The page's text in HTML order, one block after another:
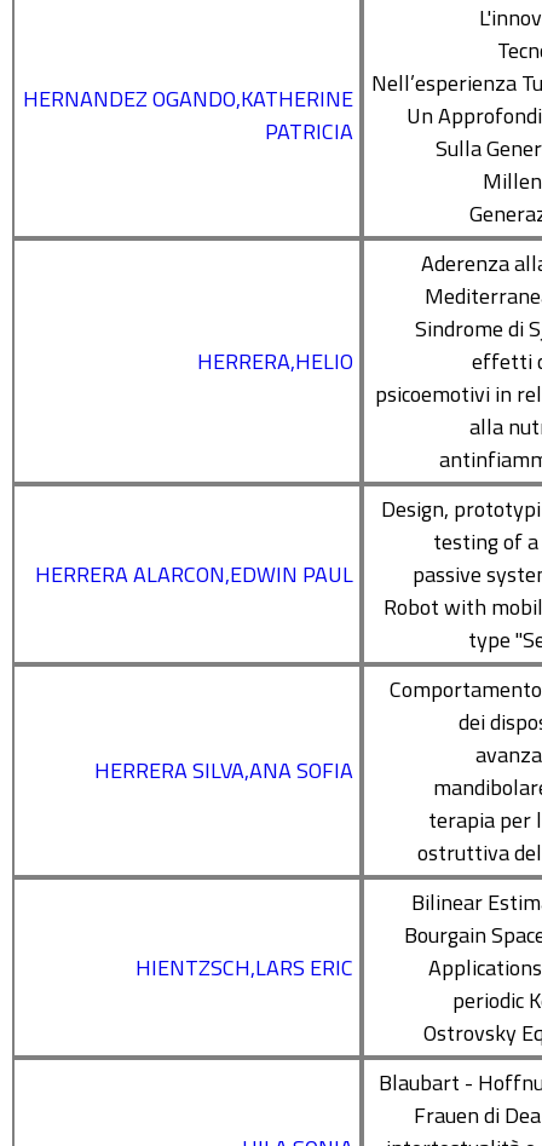
HERNANDEZ OGANDO,KATHERINE
PATRICIA
Nell’esperienza
Un
Sulla
HERRERA,HELIO
Aderenza
Sindrome di
effetti
psicoemotivi in
alla
HERRERA ALARCON,EDWIN PAUL
Design,
testing of
passive
Robot with
type
HERRERA SILVA,ANA SOFIA
dei
terapia per
ostruttiva
HIENTZSCH,LARS ERIC
Bilinear
Bourgain
periodic
Ostrovsky
Blaubart -
Frauen di